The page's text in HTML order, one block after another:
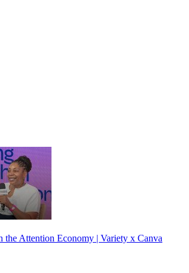
the Attention Economy | Variety x Canva